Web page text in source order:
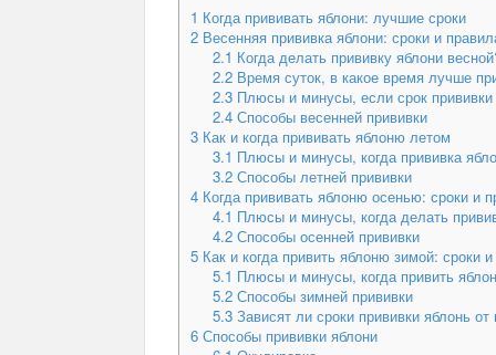
1 Когда прививать яблони: лучшие сроки
2 Весенняя прививка яблони: сроки и
2.1 Когда делать прививку яблони
2.2Время суток, в какое время лучше
2.3Плюсы и минусы, если срок прививки
2.4Способы весенней прививки
3 Как и когда прививать яблоню летом
3.1 Плюсы и минусы, когда прививка
3.2Способы летней прививки
4 Когда прививать яблоню осенью: сроки и
4.1 Плюсы и минусы, когда делать
4.2Способы осенней прививки
5 Как и когда привить яблоню зимой: сроки
5.1 Плюсы и минусы, когда привить
5.2Способы зимней прививки
5.3Зависят ли сроки прививки яблонь от
6 Способы прививки яблони